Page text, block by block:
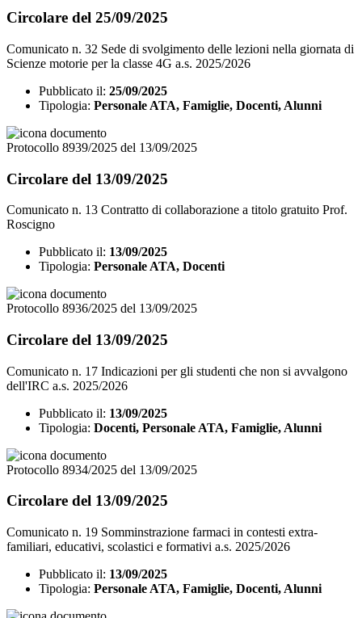
Circolare del 25/09/2025
Comunicato n. 32 Sede di svolgimento delle lezioni nella giornata di
Scienze motorie per la classe 4G a.s. 2025/2026
Pubblicato il: 25/09/2025
Tipologia: Personale ATA, Famiglie, Docenti, Alunni
Protocollo 8939/2025 del 13/09/2025
Circolare del 13/09/2025
Comunicato n. 13 Contratto di collaborazione a titolo gratuito Prof.
Roscigno
Pubblicato il: 13/09/2025
Tipologia: Personale ATA, Docenti
Protocollo 8936/2025 del 13/09/2025
Circolare del 13/09/2025
Comunicato n. 17 Indicazioni per gli studenti che non si avvalgono
dell'IRC a.s. 2025/2026
Pubblicato il: 13/09/2025
Tipologia: Docenti, Personale ATA, Famiglie, Alunni
Protocollo 8934/2025 del 13/09/2025
Circolare del 13/09/2025
Comunicato n. 19 Somminstrazione farmaci in contesti extra-
familiari, educativi, scolastici e formativi a.s. 2025/2026
Pubblicato il: 13/09/2025
Tipologia: Personale ATA, Famiglie, Docenti, Alunni